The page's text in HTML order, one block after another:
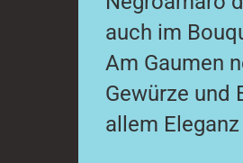
auch im
Am Gaumen
Gewürze und
allem